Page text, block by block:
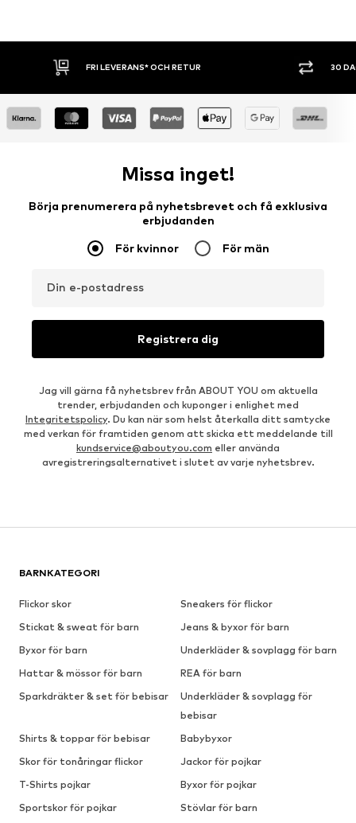
FRI LEVERANS* OCH RETUR 30 DAGARS
Missa inget!
Börja prenumerera på nyhetsbrevet och få exklusiva
erbjudanden
För kvinnor För män
Din e-postadress
Registrera dig
Jag vill gärna få nyhetsbrev från ABOUT YOU om aktuella
trender, erbjudanden och kuponger i enlighet med
Integritetspolicy. Du kan när som helst återkalla ditt samtycke
med verkan för framtiden genom att skicka ett meddelande till
kundservice@aboutyou.com eller använda
avregistreringsalternativet i slutet av varje nyhetsbrev.
BARNKATEGORI
Flickor skor
Sneakers för flickor
Stickat & sweat för barn
Jeans & byxor för barn
Byxor för barn
Underkläder & sovplagg för barn
Hattar & mössor för barn
REA för barn
Sparkdräkter & set för bebisar
Underkläder & sovplagg för
bebisar
Shirts & toppar för bebisar
Babybyxor
Skor för tonåringar flickor
Jackor för pojkar
T-Shirts pojkar
Byxor för pojkar
Sportskor för pojkar
Stövlar för barn